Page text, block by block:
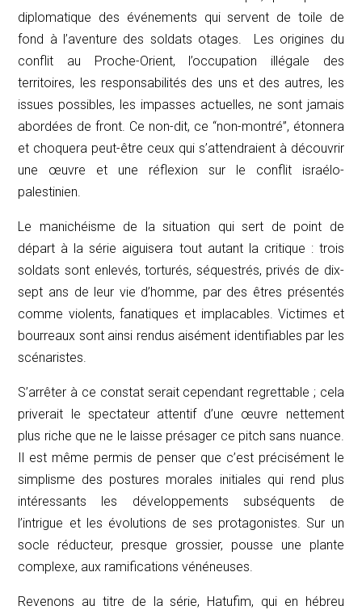
diplomatique des événements qui servent de toile de
fond à l’aventure des soldats otages. Les origines du
conflit au Proche-Orient, l’occupation illégale des
territoires, les responsabilités des uns et des autres, les
issues possibles, les impasses actuelles, ne sont jamais
abordées de front. Ce non-dit, ce “non-montré”, étonnera
et choquera peut-être ceux qui s’attendraient à découvrir
une œuvre et une réflexion sur le conflit israélo-
palestinien.
Le manichéisme de la situation qui sert de point de
départ à la série aiguisera tout autant la critique : trois
soldats sont enlevés, torturés, séquestrés, privés de dix-
sept ans de leur vie d’homme, par des êtres présentés
comme violents, fanatiques et implacables. Victimes et
bourreaux sont ainsi rendus aisément identifiables par les
scénaristes.
S’arrêter à ce constat serait cependant regrettable ; cela
priverait le spectateur attentif d’une œuvre nettement
plus riche que ne le laisse présager ce pitch sans nuance.
Il est même permis de penser que c’est précisément le
simplisme des postures morales initiales qui rend plus
intéressants les développements subséquents de
l’intrigue et les évolutions de ses protagonistes. Sur un
socle réducteur, presque grossier, pousse une plante
complexe, aux ramifications vénéneuses.
Revenons au titre de la série, Hatufim, qui en hébreu